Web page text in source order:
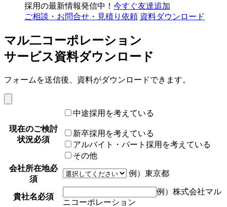
採用の最新情報発信中！ 今すぐ友達追加
ご相談・お問合せ・見積り依頼 資料ダウンロード
マル二コーポレーション
サービス資料ダウンロード
フォームを送信後、資料がダウンロードできます。
現在のご検討
状況必須
中途採用を考えている
新卒採用を考えている
アルバイト・パート採用を考えている
その他
会社所在地必
須
例）東京都
貴社名必須
例）株式会社マル
ニコーポレーション